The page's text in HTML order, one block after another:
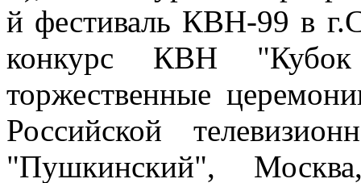
й фестиваль КВН-99 в
конкурс КВН
торжественные
Российской
"Пушкинский",